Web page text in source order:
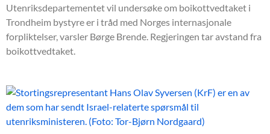
Utenriksdepartementet vil undersøke om boikottvedtaket i
Trondheim bystyre er i tråd med Norges internasjonale
forpliktelser, varsler Børge Brende. Regjeringen tar avstand fra
boikottvedtaket.